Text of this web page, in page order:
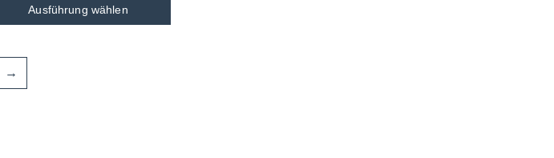
Ausführung wählen
→